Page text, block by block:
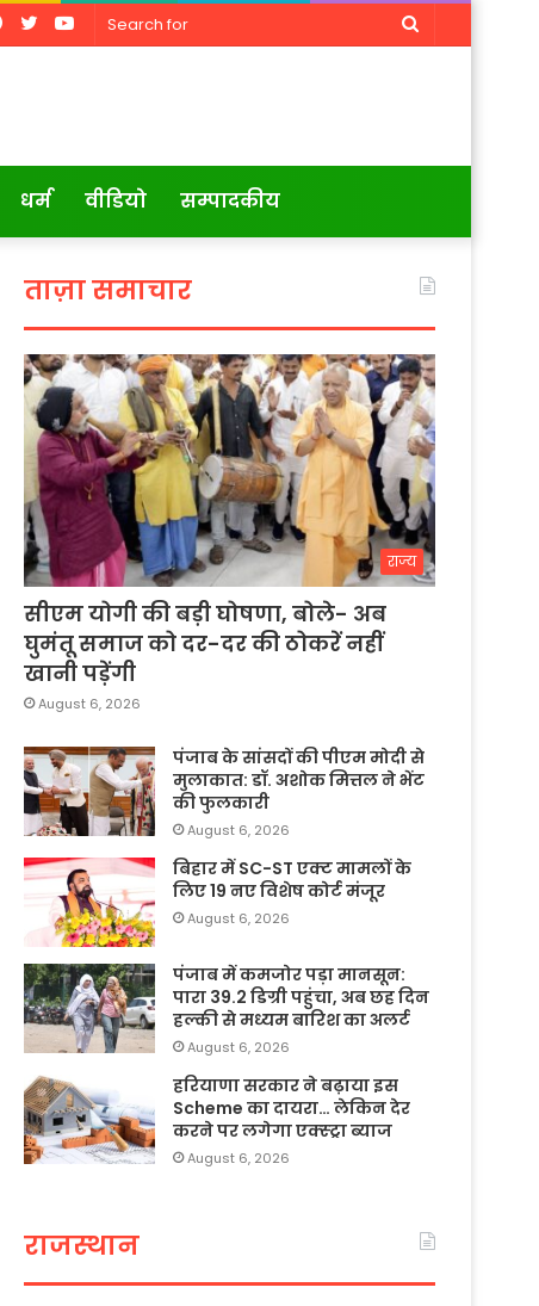
Search
YouTube
Twitter
Facebook
धर्म वीडियो सम्पादकीय
ताज़ा समाचार
राज्य
सीएम योगी की बड़ी घोषणा, बोले- अब
घुमंतू समाज को दर-दर की ठोकरें नहीं
खानी पड़ेंगी
August 6, 2026
पंजाब के सांसदों की पीएम मोदी से
मुलाकात: डॉ. अशोक मित्तल ने भेंट
की फुलकारी
August 6, 2026
बिहार में SC-ST एक्ट मामलों के
लिए 19 नए विशेष कोर्ट मंजूर
August 6, 2026
पंजाब में कमजोर पड़ा मानसून:
पारा 39.2 डिग्री पहुंचा, अब छह दिन
हल्की से मध्यम बारिश का अलर्ट
August 6, 2026
हरियाणा सरकार ने बढ़ाया इस
Scheme का दायरा… लेकिन देर
करने पर लगेगा एक्स्ट्रा ब्याज
August 6, 2026
राजस्थान